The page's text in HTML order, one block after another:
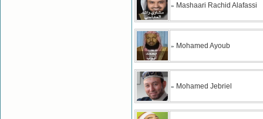
» Mashaari Rachid Alafassi
» Mohamed Ayoub
» Mohamed Jebriel